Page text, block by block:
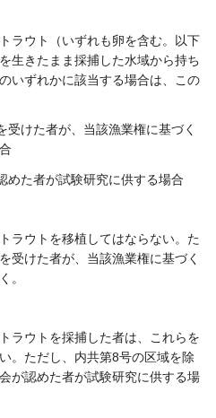
ラウト（いずれも卵を含む。以下
生きたまま採捕した水域から持ち
いずれかに該当する場合は、この
けた者が、当該漁業権に基づく
た者が試験研究に供する場合
ラウトを移植してはならない。た
受けた者が、当該漁業権に基づく
。
ラウトを採捕した者は、これらを
。ただし、内共第8号の区域を除
が認めた者が試験研究に供する場